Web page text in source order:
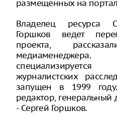
размещенных на
Владелец ресурса
Горшков ведет
проекта,
медиаменеджера.
журналистских
запущен в 1999
редактор,
- Сергей Горшков.